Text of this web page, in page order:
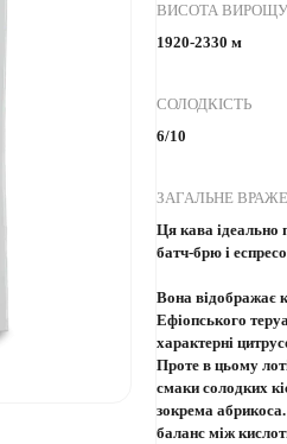
ВИСОТА
1920-2330 м
СОЛОДКІСТЬ
6/10
ЗАГАЛЬНЕ
Ця кава ідеально
батч-брю і
Вона відображає
Ефіопського
характерні
Проте в цьому
смаки солодких
зокрема
баланс між